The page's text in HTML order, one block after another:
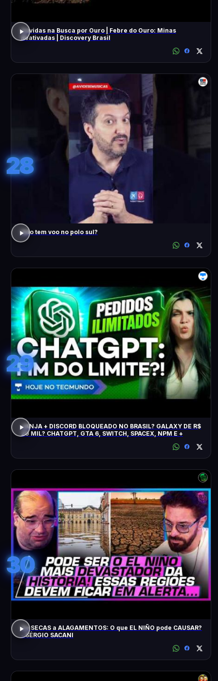
Dúvidas na Busca por Ouro | Febre do Ouro: Minas
Reativadas | Discovery Brasil
28
Não tem voo no polo sul?
29
JANJA + DISCORD BLOQUEADO NO BRASIL? GALAXY DE R$
20 MIL? CHATGPT, GTA 6, SWITCH, SPACEX, NPM E +
30
De SECAS a ALAGAMENTOS: O que EL NIÑO pode CAUSAR?
- SÉRGIO SACANI